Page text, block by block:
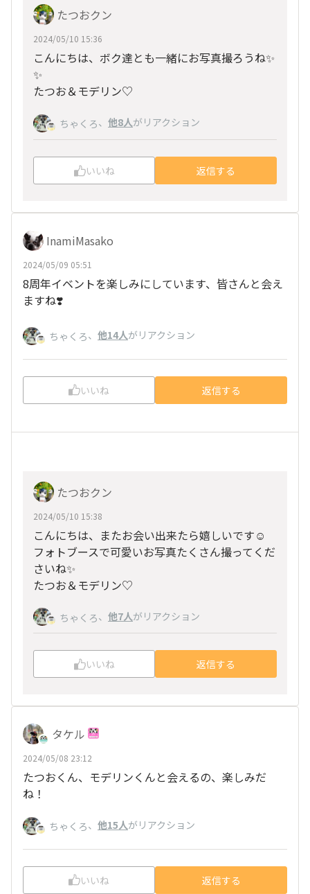
たつおクン
2024/05/10 15:36
こんにちは、ボク達とも一緒にお写真撮ろうね✨
✨
たつお＆モデリン♡
ちゃくろ、 他8人がリアクション
いいね 返信する
InamiMasako
2024/05/09 05:51
8周年イベントを楽しみにしています、皆さんと会え
ますね❣️
ちゃくろ、 他14人がリアクション
いいね 返信する
たつおクン
2024/05/10 15:38
こんにちは、またお会い出来たら嬉しいです☺️
フォトブースで可愛いお写真たくさん撮ってくだ
さいね✨
たつお＆モデリン♡
ちゃくろ、 他7人がリアクション
いいね 返信する
タケル
2024/05/08 23:12
たつおくん、モデリンくんと会えるの、楽しみだ
ね！
ちゃくろ、 他15人がリアクション
いいね 返信する